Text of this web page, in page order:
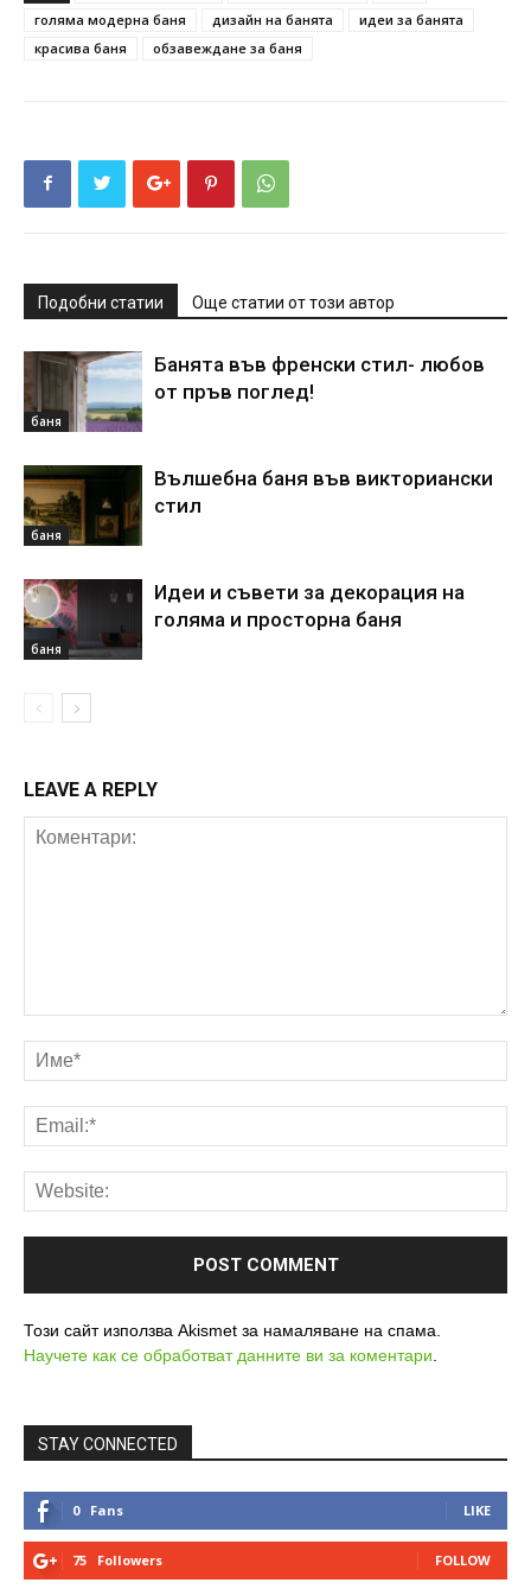
голяма модерна баня дизайн на банята
идеи за банята
красива баня
обзавеждане за баня
Подобни статии Още статии от този автор
баня
Банята във френски стил- любов
от пръв поглед!
баня
Вълшебна баня във викториански
стил
баня
Идеи и съвети за декорация на
голяма и просторна баня
LEAVE A REPLY
Този сайт използва Akismet за намаляване на спама.
Научете как се обработват данните ви за коментари
STAY CONNECTED
0 Fans LIKE
75 Followers FOLLOW